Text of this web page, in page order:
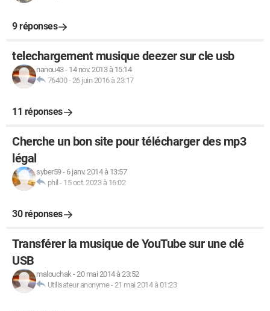
9 réponses
telechargement musique deezer sur cle usb
nanou43- 14 nov. 2013 à 15:14
76400-26 juin 2016 à 23:17
11 réponses
Cherche un bon site pour télécharger des mp3
légal
syber59- 6 janv. 2014 à 13:57
phil - 15 oct. 2023 à 16:02
30 réponses
Transférer la musique de YouTube sur une clé
USB
malouchak-20 mai 2014 à 23:52
Utilisateur anonyme-21 mai 2014 à 01:23